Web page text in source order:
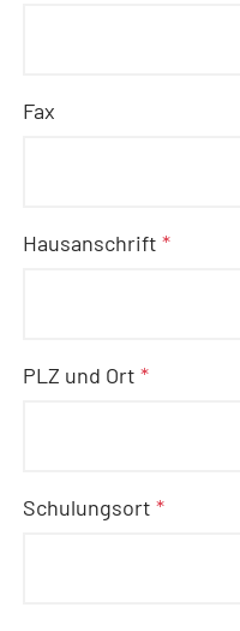
Fax
Hausanschrift*
PLZ und Ort*
Schulungsort*